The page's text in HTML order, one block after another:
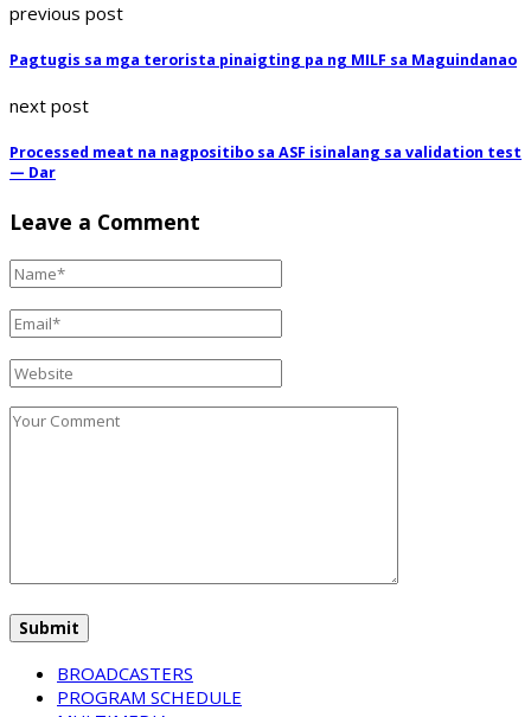
previous post
Pagtugis sa mga terorista pinaigting pa ng MILF sa Maguindanao
next post
Processed meat na nagpositibo sa ASF isinalang sa validation test
— Dar
Leave a Comment
BROADCASTERS
PROGRAM SCHEDULE